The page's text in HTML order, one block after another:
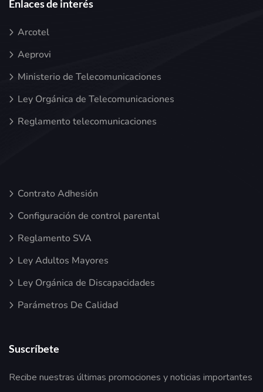
Enlaces de interés
Arcotel
Aeprovi
Ministerio de Telecomunicaciones
Ley Orgánica de Telecomunicaciones
Reglamento telecomunicaciones
Contrato Adhesión
Configuración de control parental
Reglamento SVA
Ley Adultos Mayores
Ley Orgánica de Discapacidades
Parámetros De Calidad
Suscríbete
Recibe nuestras últimas promociones y noticias importantes